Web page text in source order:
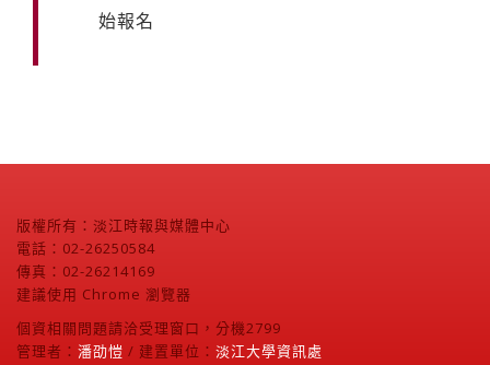
始報名
版權所有：淡江時報與媒體中心
電話：02-26250584
傳真：02-26214169
建議使用 Chrome 瀏覽器
個資相關問題請洽受理窗口，分機2799
管理者： 潘劭愷 / 建置單位： 淡江大學資訊處